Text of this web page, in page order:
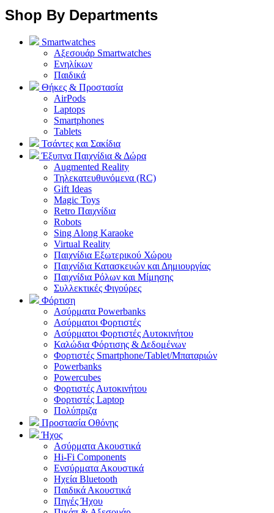
Shop By Departments
Smartwatches
Αξεσουάρ Smartwatches
Ενηλίκων
Παιδικά
Θήκες & Προστασία
AirPods
Laptops
Smartphones
Tablets
Τσάντες και Σακίδια
Έξυπνα Παιχνίδια & Δώρα
Augmented Reality
Τηλεκατευθυνόμενα (RC)
Gift Ideas
Magic Toys
Retro Παιχνίδια
Robots
Sing Along Karaoke
Virtual Reality
Παιχνίδια Εξωτερικού Χώρου
Παιχνίδια Κατασκευών και Δημιουργίας
Παιχνίδια Ρόλων και Μίμησης
Συλλεκτικές Φιγούρες
Φόρτιση
Ασύρματα Powerbanks
Aσύρματοι Φορτιστές
Ασύρματοι Φορτιστές Αυτοκινήτου
Καλώδια Φόρτισης & Δεδομένων
Φορτιστές Smartphone/Tablet/Μπαταριών
Powerbanks
Powercubes
Φορτιστές Αυτοκινήτου
Φορτιστές Laptop
Πολύπριζα
Προστασία Οθόνης
Ήχος
Ασύρματα Ακουστικά
Hi-Fi Components
Ενσύρματα Ακουστικά
Ηχεία Bluetooth
Παιδικά Ακουστικά
Πηγές Ήχου